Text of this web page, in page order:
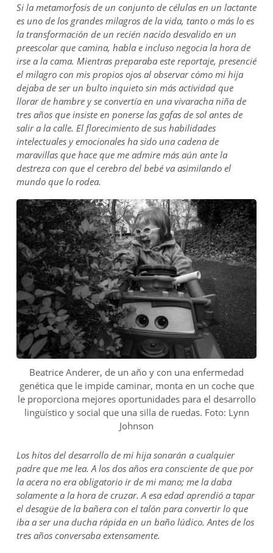
Si la metamorfosis de un conjunto de células en un lactante
es uno de los grandes milagros de la vida, tanto o más lo es
la transformación de un recién nacido desvalido en un
preescolar que camina, habla e incluso negocia la hora de
irse a la cama. Mientras preparaba este reportaje, presencié
el milagro con mis propios ojos al observar cómo mi hija
dejaba de ser un bulto inquieto sin más actividad que
llorar de hambre y se convertía en una vivaracha niña de
tres años que insiste en ponerse las gafas de sol antes de
salir a la calle. El florecimiento de sus habilidades
intelectuales y emocionales ha sido una cadena de
maravillas que hace que me admire más aún ante la
destreza con que el cerebro del bebé va asimilando el
mundo que lo rodea.
Beatrice Anderer, de un año y con una enfermedad
genética que le impide caminar, monta en un coche que
le proporciona mejores oportunidades para el desarrollo
lingüístico y social que una silla de ruedas. Foto: Lynn
Johnson
Los hitos del desarrollo de mi hija sonarán a cualquier
padre que me lea. A los dos años era consciente de que por
la acera no era obligatorio ir de mi mano; me la daba
solamente a la hora de cruzar. A esa edad aprendió a tapar
el desagüe de la bañera con el talón para convertir lo que
iba a ser una ducha rápida en un baño lúdico. Antes de los
tres años conversaba extensamente.